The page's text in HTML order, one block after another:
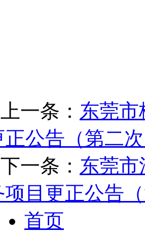
上一条： 东莞
正公告（第二次
下一条： 东莞市
项目更正公告（
首页